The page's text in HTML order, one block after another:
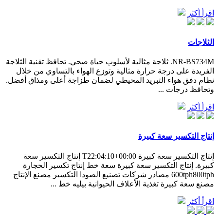
اقرأ أكثر
الثلاجات
NR-BS734M. ثلاجة مثالية لأسلوب حياة صحي. تحافظ تقنية الثلاجة
الفريدة على درجة حرارة مثالية وتوزع الهواء بالتساوي من خلال
نظام دفق هواء التبريد المحيطي لضمان طزاجة أعلى ومذاق أفضل.
وتحافظ درجات ...
اقرأ أكثر
إنتاج التكسير سعة كبيرة
إنتاج التكسير سعة كبيرة T22:04:10+00:00 إنتاج التكسير سعة
كبيرة. إنتاج التكسير سعة كبيرة سعة خط إنتاج تكسير الحجارة
600tph800tph مصادر شركات تصنيع الصودا التكسير مصنع الإنتاج
مصنع سعة كبيرة تغذية الأعلاف الحيوانية بيليه خط ...
اقرأ أكثر